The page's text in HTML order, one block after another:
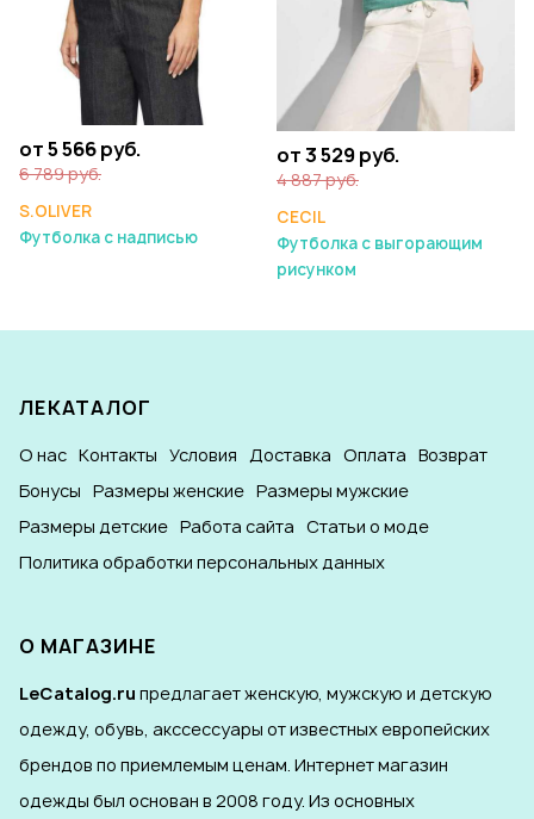
от 5 566 руб.
6 789 руб.
S.OLIVER
Футболка с надписью
от 3 529 руб.
4 887 руб.
CECIL
Футболка с выгорающим
рисунком
ЛЕКАТАЛОГ
О нас Контакты Условия Доставка Оплата Возврат
Бонусы Размеры женские Размеры мужские
Размеры детские Работа сайта Статьи о моде
Политика обработки персональных данных
О МАГАЗИНЕ
LeCatalog.ru предлагает женскую, мужскую и детскую
одежду, обувь, акссессуары от известных европейских
брендов по приемлемым ценам. Интернет магазин
одежды был основан в 2008 году. Из основных